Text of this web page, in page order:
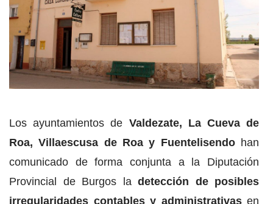
Los ayuntamientos de Valdezate, La Cueva de
Roa, Villaescusa de Roa y Fuentelisendohan
comunicado de forma conjunta a la Diputación
Provincial de Burgos la detección de posibles
irregularidades contables y administrativasen